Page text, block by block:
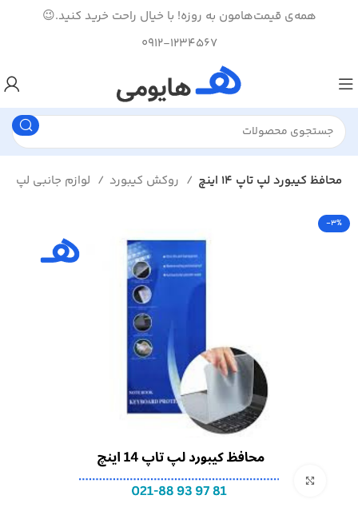
همه‌ی قیمت‌هامون به روزه! با خیال راحت خرید کنید.😉
0912-1234567
محافظ کیبورد لپ تاپ 14 اینچ
-3%
بزرگنمایی تصویر